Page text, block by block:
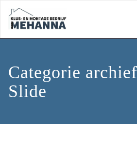
Categorie archief
Slide